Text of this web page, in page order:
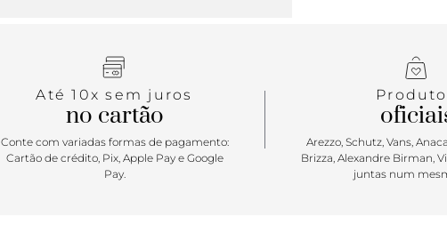
Até 10x sem juros
no cartão
Conte com variadas formas de pagamento:
Cartão de crédito, Pix, Apple Pay e Google
Pay.
Arezzo, Schutz, Vans,
Brizza, Alexandre Birman,
juntas num